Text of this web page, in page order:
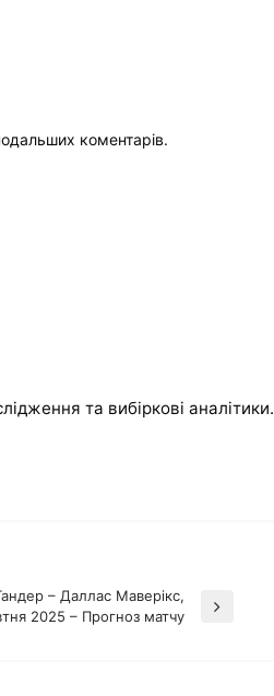
коментарів.
та вибіркові аналітики.
– Даллас Маверікс,
2025 – Прогноз матчу